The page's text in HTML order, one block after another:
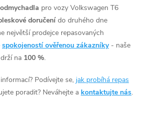
pro vozy Volkswagen T6
doručení do druhého dne
největší prodejce repasovaných
spokojeností ověřenou zákazníky - naše
na 100 %.
Podívejte se, jak probíhá repas
poradit? Neváhejte a kontaktujte nás.